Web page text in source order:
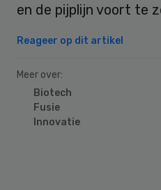
en de pijplijn voort te
Reageer op dit artikel
Meer over:
Biotech
Fusie
Innovatie